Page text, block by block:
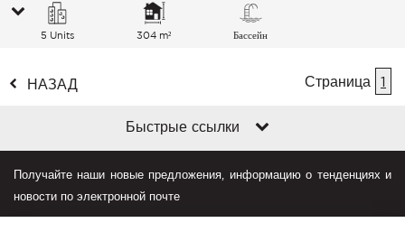
5 Units 304 m² Бассейн
НАЗАД Страница 1
Быстрые ссылки
Получайте наши новые предложения, информацию о тенденциях и
новости по электронной почте